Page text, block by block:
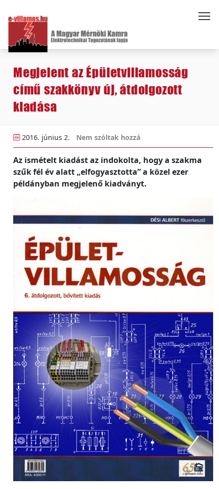
Megjelent az Épületvillamosság
című szakkönyv új, átdolgozott
kiadása
2016. június 2. Nem szóltak hozzá
Az ismételt kiadást az indokolta, hogy a szakma
szűk fél év alatt „elfogyasztotta” a közel ezer
példányban megjelenő kiadványt.